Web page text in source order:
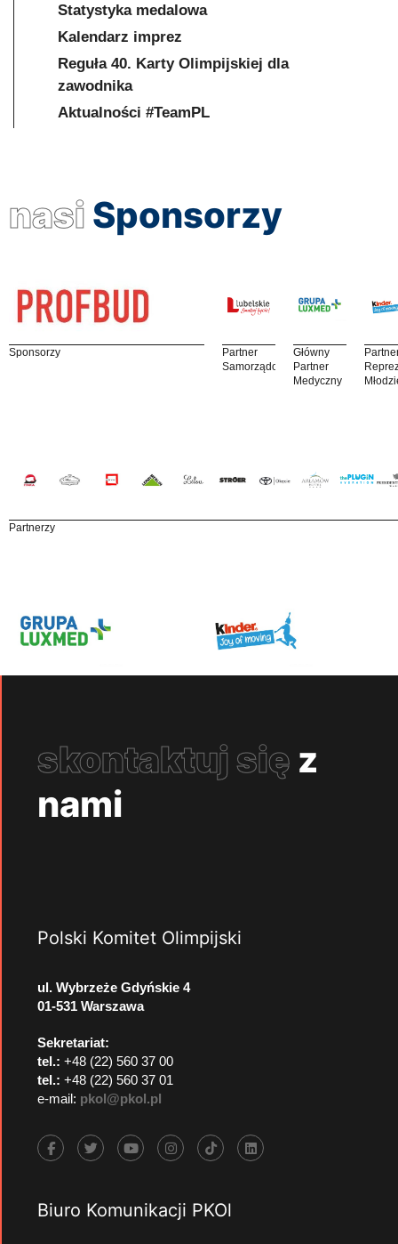
Statystyka medalowa
Kalendarz imprez
Reguła 40. Karty Olimpijskiej dla
zawodnika
Aktualności #TeamPL
nasi Sponsorzy
Sponsorzy
Partner
Samorządowy
Główny
Partner
Medyczny
Partnerzy
skontaktuj się z
nami
Polski Komitet Olimpijski
ul. Wybrzeże Gdyńskie 4
01-531 Warszawa
Sekretariat:
tel.: +48 (22) 560 37 00
tel.: +48 (22) 560 37 01
e-mail: pkol@pkol.pl
Biuro Komunikacji PKOl